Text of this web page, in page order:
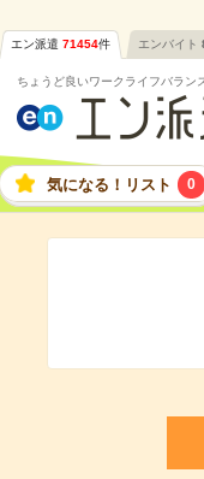
エン派遣 71454件 エンバイト
ちょうど良いワークライフバラン
気になる！リスト 0